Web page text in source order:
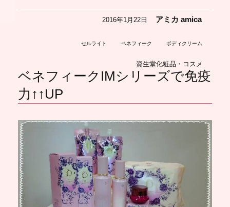
2016年1月22日 アミカ amica
セルライト ベネフィーク ボディクリーム
資生堂化粧品・コスメ
ベネフィークIMシリーズで免疫
力↑↑UP